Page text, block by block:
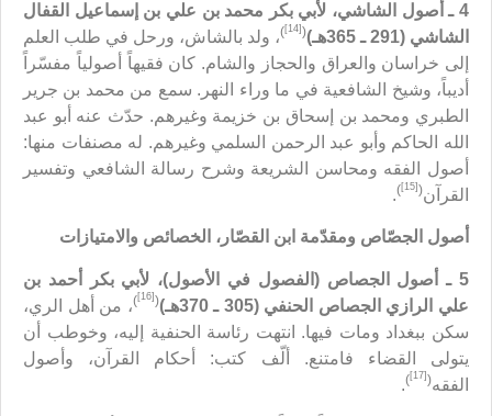
4 ـ أصول الشاشي، لأبي بكر محمد بن علي بن إسماعيل القفال
الشاشي (291 ـ 365هـ)
(
[14]
)، ولد بالشاش، ورحل في طلب العلم
إلى خراسان والعراق والحجاز والشام. كان فقيهاً أصولياً مفسّراً
أديباً، وشيخ الشافعية في ما وراء النهر. سمع من محمد بن جرير
الطبري ومحمد بن إسحاق بن خزيمة وغيرهم. حدّث عنه أبو عبد
الله الحاكم وأبو عبد الرحمن السلمي وغيرهم. له مصنفات منها:
أصول الفقه ومحاسن الشريعة وشرح رسالة الشافعي وتفسير
القرآن(
[15]
)
.
أصول الجصّاص ومقدّمة ابن القصّار، الخصائص والامتيازات
5 ـ أصول الجصاص (الفصول في الأصول)، لأبي بكر أحمد بن
علي الرازي الجصاص الحنفي (305 ـ 370هـ)
(
[16]
)، من أهل الري،
سكن ببغداد ومات فيها. انتهت رئاسة الحنفية إليه، وخوطب أن
يتولى القضاء فامتنع. ألّف كتب: أحكام القرآن، وأصول
الفقه(
[17]
)
.